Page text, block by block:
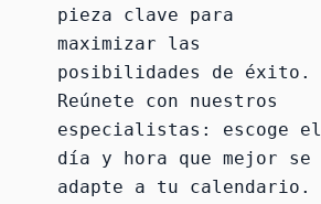
pieza clave para
maximizar las
Reúnete con nuestros
especialistas:
escoge el
día y hora que mejor se
adapte a tu calendario.